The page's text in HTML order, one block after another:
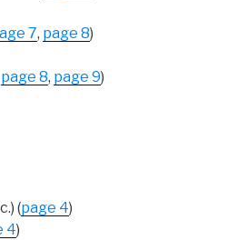
7, page 8)
page 8, page 9)
(page 4)
4)